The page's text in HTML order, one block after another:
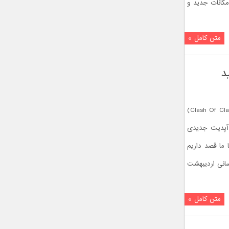
جدید و
متن کامل »
آخرین به‌روزرسانی بازی کلش آف کلنز (Clash Of Clans)
جدیدی
ما قصد داریم
اردیبهشت
متن کامل »